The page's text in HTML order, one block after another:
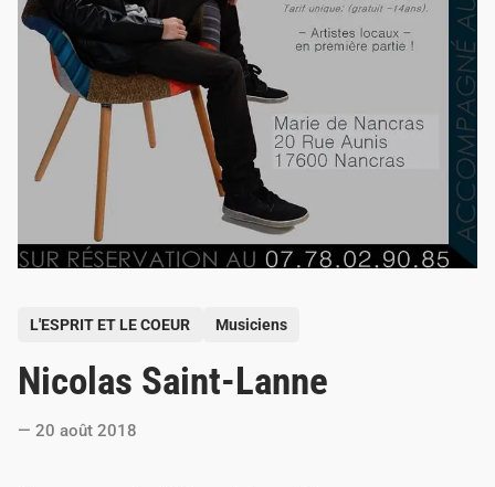
s
L'ESPRIT ET LE COEUR Musiciens
Nicolas Saint-Lanne
20 août 2018